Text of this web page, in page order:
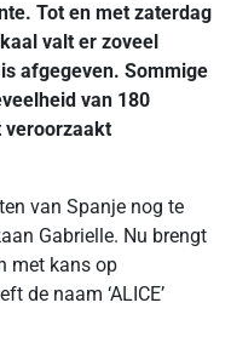
Tot en met zaterdag
valt er zoveel
afgegeven. Sommige
van 180
veroorzaakt
van Spanje nog te
Gabrielle. Nu brengt
met kans op
de naam ‘ALICE’